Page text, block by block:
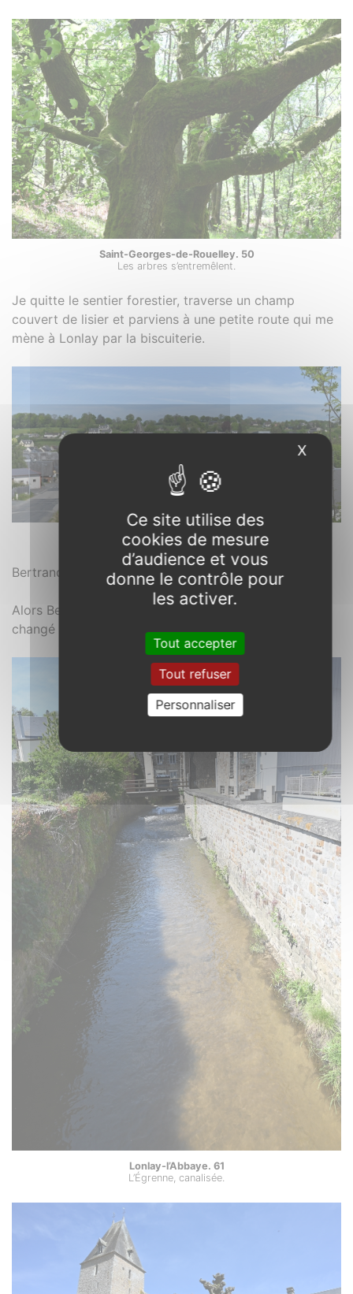
Saint-Georges-de-Rouelley. 50
Les arbres s’entremêlent.
Je quitte le sentier forestier, traverse un champ
couvert de lisier et parviens à une petite route qui me
mène à Lonlay par la biscuiterie.
Lonlay-l’Abbaye. 61
Bertrand du Guesclin libère Lonlay en 1362.
Alors Bertrand, est-ce-que tu trouves que ça a bien
changé ?
Lonlay-l’Abbaye. 61
L’Égrenne, canalisée.
Ce site utilise des
cookies de mesure
d’audience et vous
donne le contrôle pour
les activer.
Tout accepter
Tout refuser
Personnaliser
X